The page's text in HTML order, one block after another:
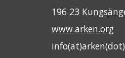
196 23
www.arken.org